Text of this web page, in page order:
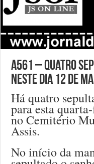
A561 – Quatro
neste dia 12 de
Há quatro
para esta
no Cemitério
Assis.
No início da